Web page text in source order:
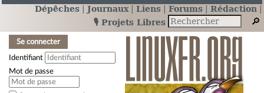
Dépêches Journaux Liens Forums
Rédaction
🎙️ Projets Libres
Se connecter
Identifiant
Mot de passe